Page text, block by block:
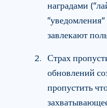
наградами
завлекают
Страх
обновлений
пропустить